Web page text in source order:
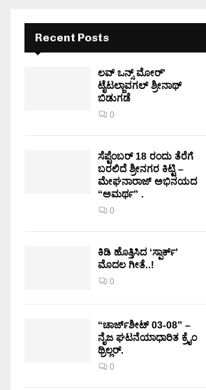
Recent Posts
ಲವ್ ಒನ್ಸ್ ಮೋರ್’
ಟೈಟಲ್ಜಾವಗಲ್ ಶ್ರೀನಾಥ್
ಬಿಡುಗಡೆ
0
ಸೆಪ್ಟೆಂಬರ್ 18 ರಂದು ತೆರೆಗೆ
ಬರಲಿದೆ ಶ್ರೀನಗರ ಕಿಟ್ಟಿ –
ಮೇಘನಾರಾಜ್ ಅಭಿನಯದ
“ಅಮರ್ಥ” .
0
ಕಿಡಿ‌‌ ಹೊತ್ತಿಸಿದ ‘ಸ್ಪಾರ್ಕ್’
ಮೊದಲ‌ ಗೀತೆ..!
0
“ಚಾರ್ಜ್‌ಶೀಟ್ 03-08” –
ನೈಜ ಘಟನೆಯಾಧಾರಿತ ಕ್ರೈಂ
ಥ್ರಿಲ್ಲರ್.
0